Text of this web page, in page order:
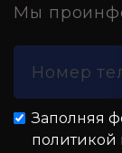
Мы
Заполняя
политикой